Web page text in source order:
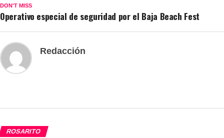
DON'T MISS
Operativo especial de seguridad por el Baja Beach Fest
Redacción
ROSARITO